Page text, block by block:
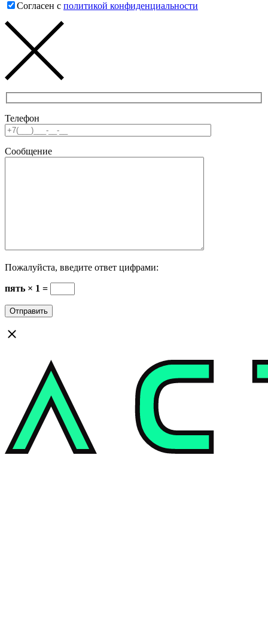
Согласен с политикой конфиденциальности
Телефон
Сообщение
Пожалуйста, введите ответ цифрами:
пять × 1 =